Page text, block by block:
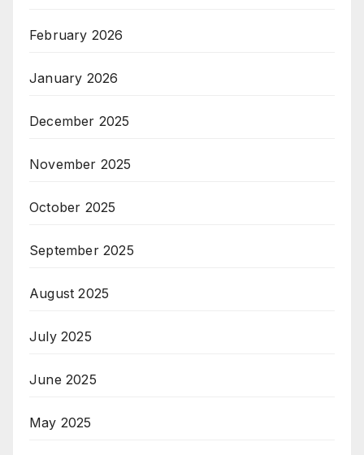
February 2026
January 2026
December 2025
November 2025
October 2025
September 2025
August 2025
July 2025
June 2025
May 2025